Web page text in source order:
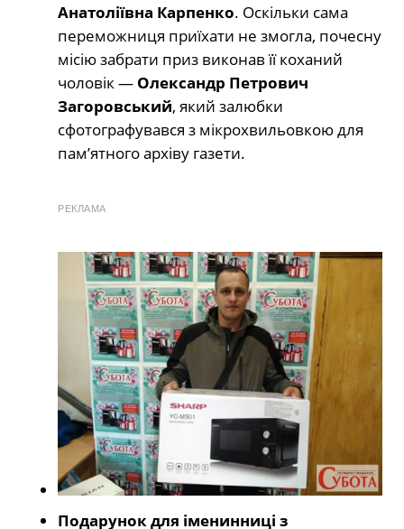
Анатоліївна Карпенко. Оскільки сама
переможниця приїхати не змогла, почесну
місію забрати приз виконав її коханий
чоловік — Олександр Петрович
Загоровський, який залюбки
сфотографувався з мікрохвильовкою для
пам’ятного архіву газети.
РЕКЛАМА
Подарунок для іменинниці з